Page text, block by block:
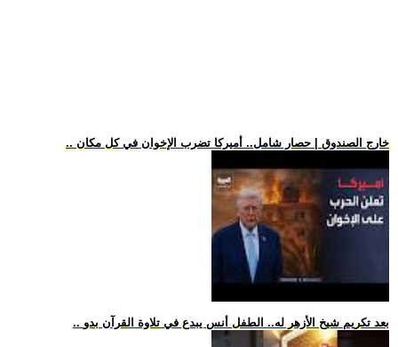
.. خارج الصندوق | حصار شامل.. أميركا تضرب الإخوان في كل مكان
.. بعد تكريم شيخ الأزهر له.. الطفل أنس يبدع في تلاوة القرآن بدو